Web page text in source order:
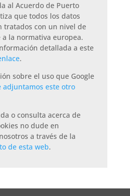
al Acuerdo de Puerto
que todos los datos
tratados con un nivel de
la normativa europea.
detallada a este
.
sobre el uso que Google
adjuntamos este otro
o consulta acerca de
no dude en
a través de la
de esta web.